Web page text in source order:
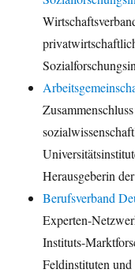
Herausgeberin
Berufsverband
Experten-
Instituts-
Feldinstituten